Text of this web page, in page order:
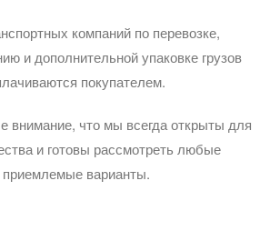
компаний по перевозке,
и дополнительной упаковке грузов
покупателем.
что мы всегда открыты для
и готовы рассмотреть любые
приемлемые варианты.